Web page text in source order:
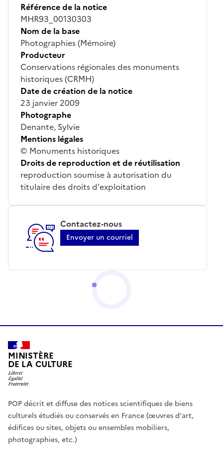
Référence de la notice
MHR93_00130303
Nom de la base
Photographies (Mémoire)
Producteur
Conservations régionales des monuments
historiques (CRMH)
Date de création de la notice
23 janvier 2009
Photographe
Denante, Sylvie
Mentions légales
© Monuments historiques
Droits de reproduction et de réutilisation
reproduction soumise à autorisation du
titulaire des droits d'exploitation
Contactez-nous
Envoyer un courriel
MINISTÈRE
DE LA CULTURE
POP décrit et diffuse des notices scientifiques de biens
culturels étudiés ou conservés en France (œuvres d'art,
édifices ou sites, objets ou ensembles mobiliers,
photographies, etc.)